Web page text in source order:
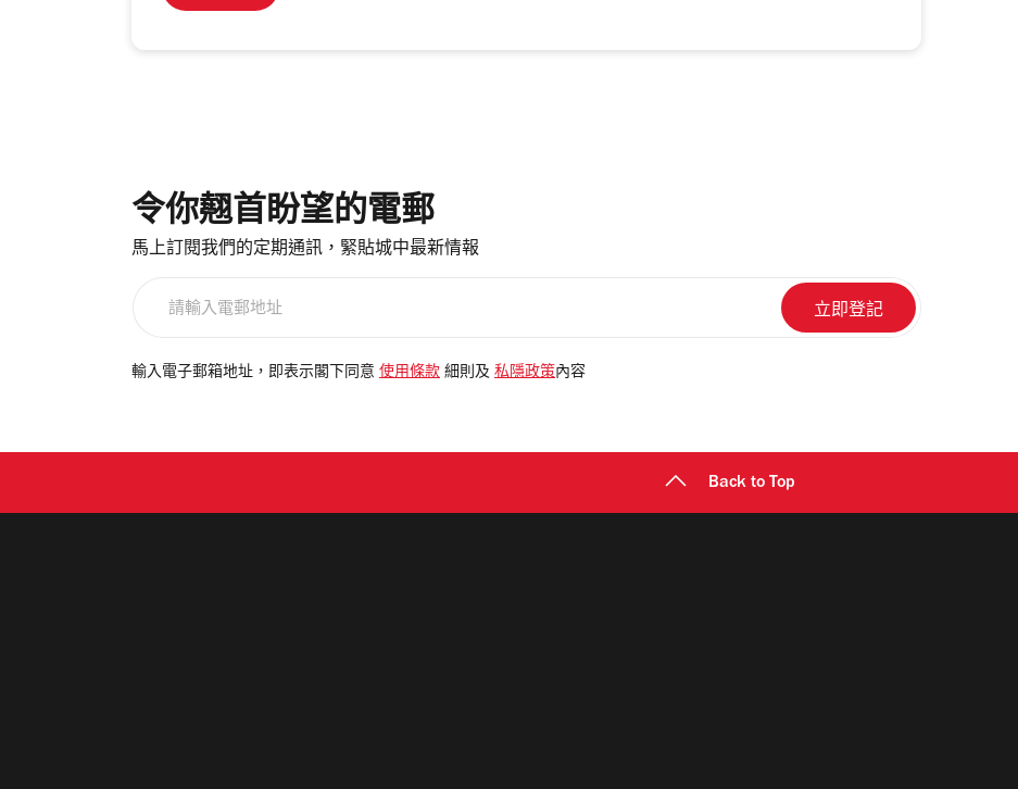
令你翹首盼望的電郵
馬上訂閱我們的定期通訊，緊貼城中最新情報
電
輸入電子郵箱地址，即表示閣下同意 使用條款 細則及 私隱政策 內容
Back to Top